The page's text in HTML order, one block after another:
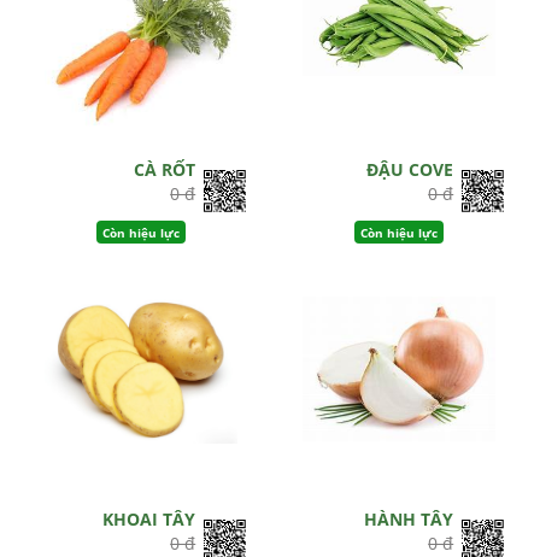
CÀ RỐT
0 đ
Còn hiệu lực
ĐẬU COVE
0 đ
Còn hiệu lực
KHOAI TÂY
0 đ
HÀNH TÂY
0 đ